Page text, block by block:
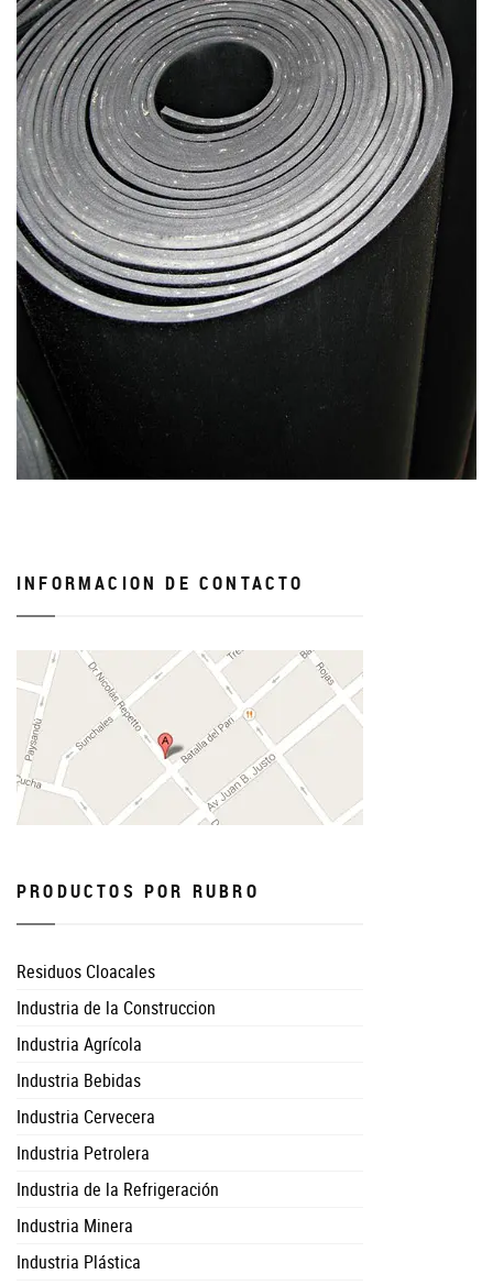
INFORMACION DE CONTACTO
PRODUCTOS POR RUBRO
Residuos Cloacales
Industria de la Construccion
Industria Agrícola
Industria Bebidas
Industria Cervecera
Industria Petrolera
Industria de la Refrigeración
Industria Minera
Industria Plástica